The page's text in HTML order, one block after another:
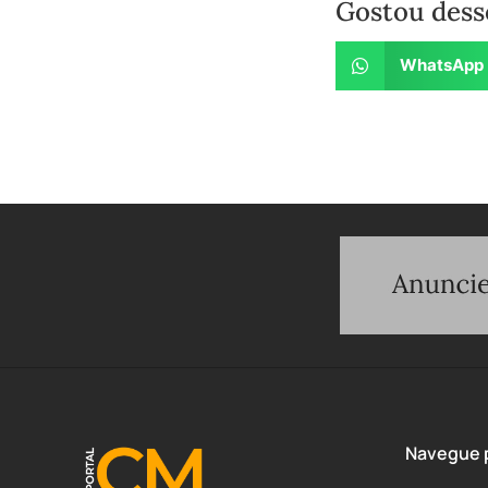
Gostou
WhatsApp
Navegue